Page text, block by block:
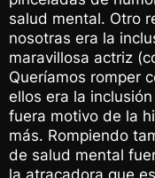
salud mental. Otro
nosotras era la
maravillosa actriz
Queríamos romper
ellos era la
fuera motivo de la
más. Rompiendo
de salud mental
la atracadora que